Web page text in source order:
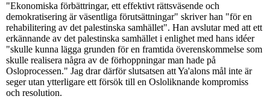
"Ekonomiska förbättringar, ett effektivt rättsväsende och
demokratisering är väsentliga förutsättningar" skriver han "för en
rehabilitering av det palestinska samhället". Han avslutar med att ett
erkännande av det palestinska samhället i enlighet med hans idéer
"skulle kunna lägga grunden för en framtida överenskommelse som
skulle realisera några av de förhoppningar man hade på
Osloprocessen." Jag drar därför slutsatsen att Ya'alons mål inte är
seger utan ytterligare ett försök till en Osloliknande kompromiss
och resolution.